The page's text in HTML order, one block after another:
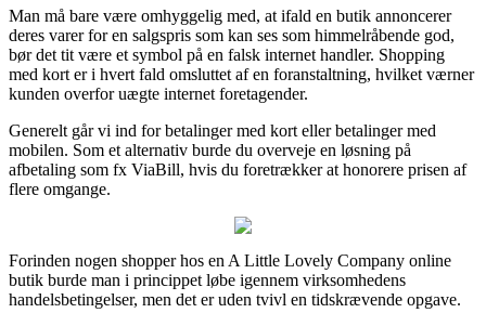
Man må bare være omhyggelig med, at ifald en butik annoncerer
deres varer for en salgspris som kan ses som himmelråbende god,
bør det tit være et symbol på en falsk internet handler. Shopping
med kort er i hvert fald omsluttet af en foranstaltning, hvilket værner
kunden overfor uægte internet foretagender.
Generelt går vi ind for betalinger med kort eller betalinger med
mobilen. Som et alternativ burde du overveje en løsning på
afbetaling som fx ViaBill, hvis du foretrækker at honorere prisen af
flere omgange.
Forinden nogen shopper hos en A Little Lovely Company online
butik burde man i princippet løbe igennem virksomhedens
handelsbetingelser, men det er uden tvivl en tidskrævende opgave.